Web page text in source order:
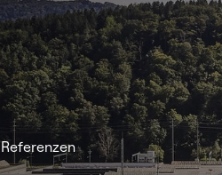
Referenzen